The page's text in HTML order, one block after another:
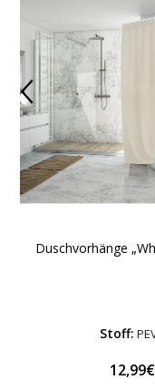
Duschvorhänge
Stoff:
12,99€